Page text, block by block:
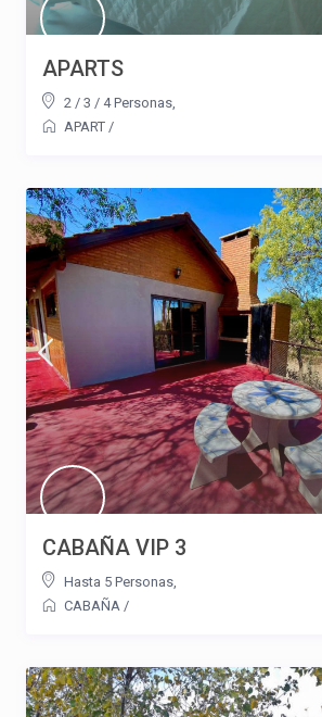
APARTS
2 / 3 / 4 Personas,
APART /
CABAÑA VIP 3
Hasta 5 Personas,
CABAÑA /